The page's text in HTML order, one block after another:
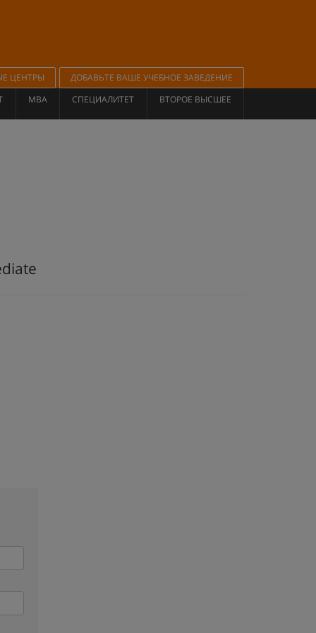
ЦЕНТРЫ
ДОБАВЬТЕ ВАШЕ УЧЕБНОЕ ЗАВЕДЕНИЕ
MBA СПЕЦИАЛИТЕТ ВТОРОЕ ВЫСШЕЕ